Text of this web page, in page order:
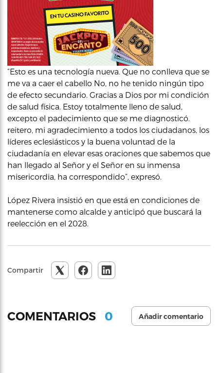
“Esto es una tecnología nueva. Que no conlleva que se
me va a caer el cabello No, no he tenido ningún tipo
de efecto secundario. Gracias a Dios por mi condición
de salud física. Estoy totalmente lleno de salud,
excepto el padecimiento que se me diagnosticó.
reitero, mi agradecimiento a todos los ciudadanos, los
líderes eclesiásticos y la buena voluntad de la
ciudadanía en elevar esas oraciones que sabemos que
han llegado al Señor y el Señor en su inmensa
misericordia, ha correspondido”, expresó.
López Rivera insistió en que está en condiciones de
mantenerse como alcalde y anticipó que buscará la
reelección en el 2028.
Compartir
COMENTARIOS 0 Añadir comentario